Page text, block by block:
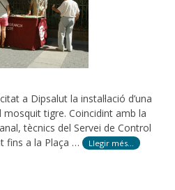
a Dipsalut la instal·lació d’una
tigre. Coincidint amb la
tècnics del Servei de Control
fins a la Plaça …
Llegir més…